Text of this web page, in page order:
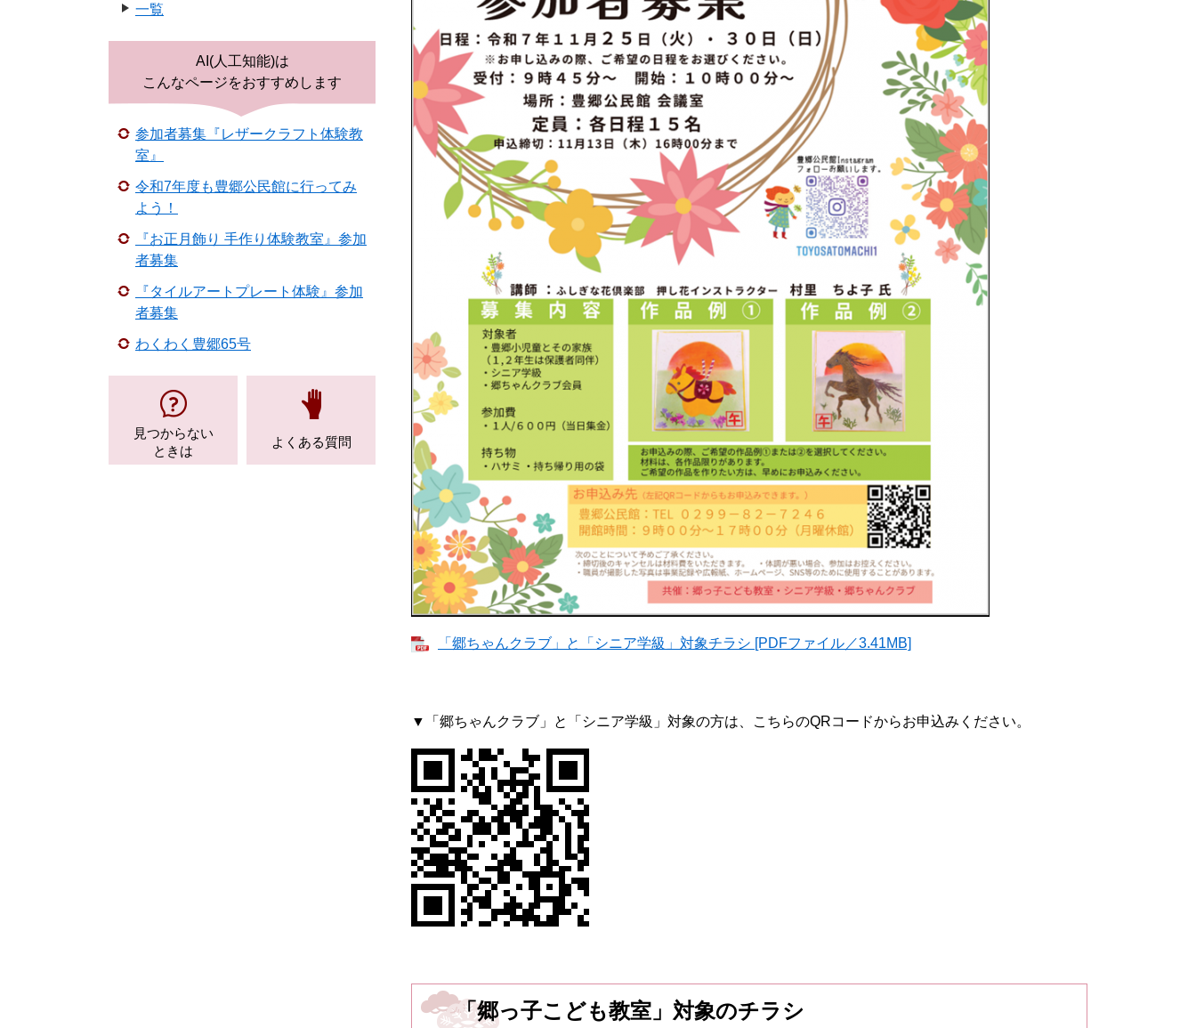
「郷ちゃんクラブ」と「シニア学級」対象チラシ [PDFファイル／3.41MB]
▼「郷ちゃんクラブ」と「シニア学級」対象の方は、こちらのQRコードからお申込みください。
「郷っ子こども教室」対象のチラシ
一覧
AI(人工知能)は
こんなページをおすすめします
参加者募集『レザークラフト体験教
室』
令和7年度も豊郷公民館に行ってみ
よう！
『お正月飾り 手作り体験教室』参加
者募集
『タイルアートプレート体験』参加
者募集
わくわく豊郷65号
見つからない
ときは
よくある質問